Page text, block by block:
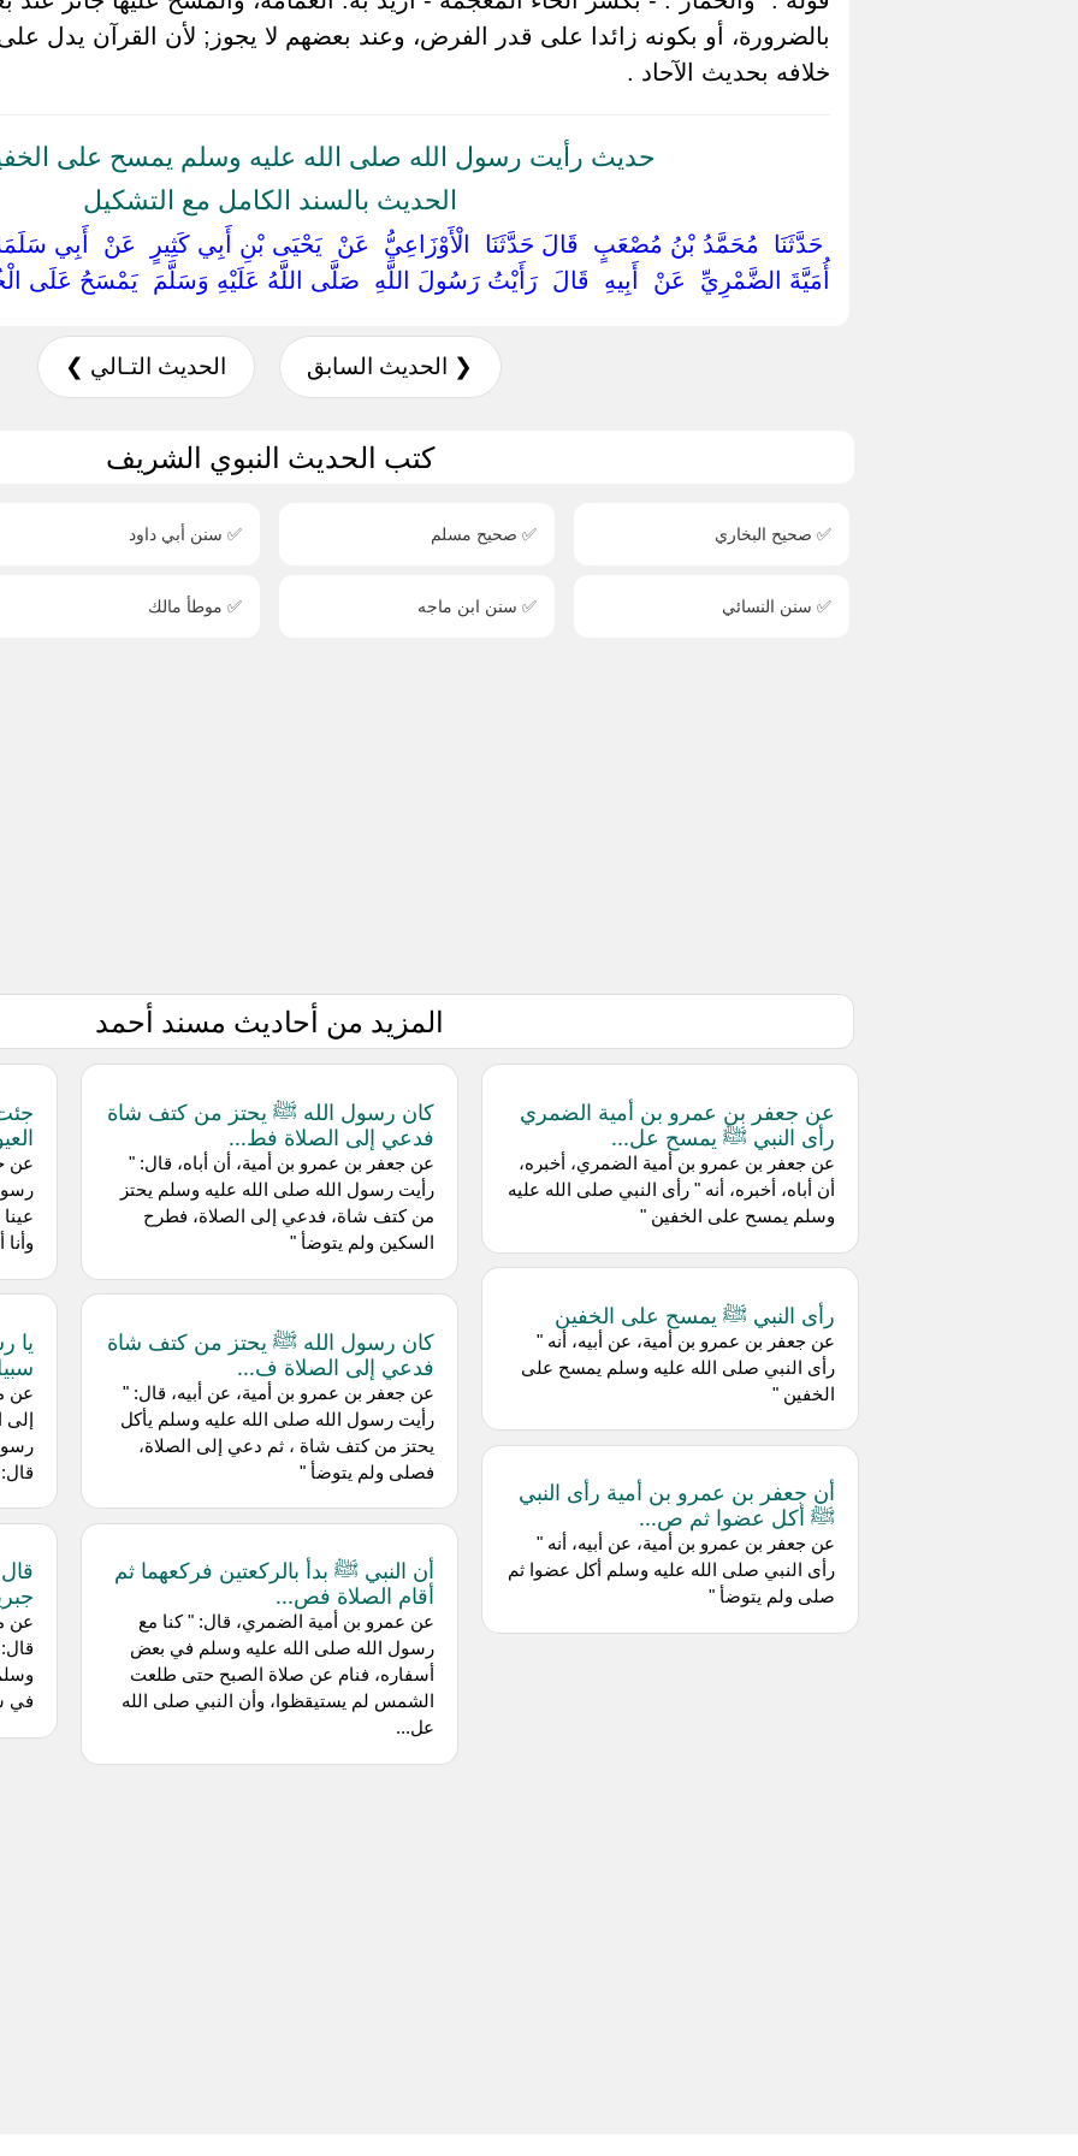
بالضرورة، أو بكونه زائدا على قدر الفرض، وعند بعضهم لا يجوز; لأن القرآن يدل
خلافه بحديث الآحاد .
حديث رأيت رسول الله صلى الله عليه وسلم يمسح على
الحديث بالسند الكامل مع التشكيل
‏حَدَّثَنَا ‏ ‏مُحَمَّدُ بْنُ مُصْعَبٍ ‏ ‏قَالَ حَدَّثَنَا ‏ ‏الْأَوْزَاعِيُّ ‏ ‏عَنْ ‏ ‏يَحْيَى بْنِ أَبِي كَثِيرٍ ‏ ‏عَنْ ‏ ‏أَبِي
أُمَيَّةَ الضَّمْرِيِّ ‏ ‏عَنْ ‏ ‏أَبِيهِ ‏ ‏قَالَ ‏ ‏رَأَيْتُ رَسُولَ اللَّهِ ‏ ‏صَلَّى اللَّهُ عَلَيْهِ وَسَلَّمَ ‏ ‏يَمْسَحُ عَلَى
❮ الحديث السابق الحديث التـالي ❯
كتب الحديث النبوي الشريف
✅ صحيح البخاري ✅ صحيح مسلم ✅ سنن أبي داود
✅ سنن النسائي ✅ سنن ابن ماجه ✅ موطأ مالك
المزيد من أحاديث مسند أحمد
عن جعفر بن عمرو بن أمية الضمري
رأى النبي ﷺ يمسح عل...
عن جعفر بن عمرو بن أمية الضمري، أخبره،
أن أباه، أخبره، أنه " رأى النبي صلى الله عليه
وسلم يمسح على الخفين "
رأى النبي ﷺ يمسح على الخفين
عن جعفر بن عمرو بن أمية، عن أبيه، أنه "
رأى النبي صلى الله عليه وسلم يمسح على
الخفين "
أن جعفر بن عمرو بن أمية رأى النبي
ﷺ أكل عضوا ثم ص...
عن جعفر بن عمرو بن أمية، عن أبيه، أنه "
رأى النبي صلى الله عليه وسلم أكل عضوا ثم
صلى ولم يتوضأ "
كان رسول الله ﷺ يحتز من كتف شاة
فدعي إلى الصلاة فط...
عن جعفر بن عمرو بن أمية، أن أباه، قال: "
رأيت رسول الله صلى الله عليه وسلم يحتز
من كتف شاة، فدعي إلى الصلاة، فطرح
السكين ولم يتوضأ "
كان رسول الله ﷺ يحتز من كتف شاة
فدعي إلى الصلاة ف...
عن جعفر بن عمرو بن أمية، عن أبيه، قال: "
رأيت رسول الله صلى الله عليه وسلم يأكل
يحتز من كتف شاة ، ثم دعي إلى الصلاة،
فصلى ولم يتوضأ "
أن النبي ﷺ بدأ بالركعتين فركعهما ثم
أقام الصلاة فص...
عن عمرو بن أمية الضمري، قال: " كنا مع
رسول الله صلى الله عليه وسلم في بعض
أسفاره، فنام عن صلاة الصبح حتى طلعت
الشمس لم يستيقظوا، وأن النبي صلى الله
عل...
عن
يا
إلى
عن
في